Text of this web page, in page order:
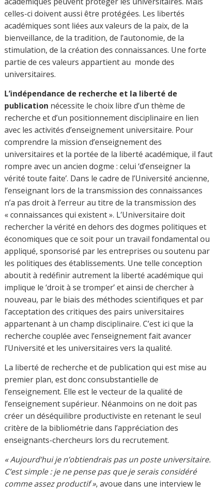
La liberté de recherche et de publication qui est mise au
premier plan, est donc consubstantielle de
l’enseignement. Elle est le vecteur de la qualité de
l’enseignement supérieur. Néanmoins on ne doit pas
créer un déséquilibre productiviste en retenant le seul
critère de la bibliométrie dans l’appréciation des
« Aujourd’hui je n’obtiendrais pas un poste universitaire.
C’est simple : je ne pense pas que je serais considéré
comme assez productif », avoue dans une interview le
Professeur Peter Higgs, Lauréat du prix Nobel de
physique 2013. En effet, ce sont ses recherches de 1964
qui ont lui valu sa carrière universitaire et qui lui ont
donné une reconnaissance mondiale en 2013 sans avoir
jamais eu le nombre de publications actuellement exigé
par les établissements universitaires en situation de
concurrence et par les critères bibliométriques, que ce
prix Nobel critique âprement.
Un autre aspect de la liberté académique concerne le
choix des thématiques et du positionnement disciplinaire
de l’universitaire, la liberté d’appartenance à une équipe
de recherche, à une discipline académique et au choix
d’une méthode de production des connaissances.
Certaines expériences récentes dans la recherche russe
d’une part intègrent les Sciences Humaines et Sociales
dans les Sciences Exactes dans un contexte russe de la
Convergence NBICS, et d’autre part amènent à
supprimer le champ transdisciplinaire au profit de celui
« supra-disciplinaire ». En France, certaines universités
suppriment récemment les nominations disciplinaires
des HDR (Habilitation à Diriger des Recherches) au profit
d’une HDR ‘générique’ sans faire appel à une discipline.
La liberté académique de l’universitaire de ce point de
vue consiste à choisir librement le positionnement
disciplinaire ou non.
Concernantla liberté d’enseignement,qui est une
composante essentielle de la liberté des universitaires.
Celle-ci est indispensable à la qualité de l’enseignement